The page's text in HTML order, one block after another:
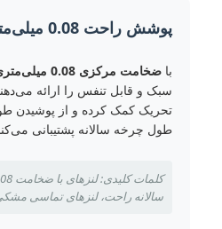
پوشش راحت 0.08 میلی‌متری نازک
با ضخامت مرکزی 0.08 میلی‌متری
سبک و قابل تنفس را ارائه
تحریک کمک کرده و از پوشیدن
طول چرخه سالانه پشتیبانی
سالانه راحت، لنزهای تماسی